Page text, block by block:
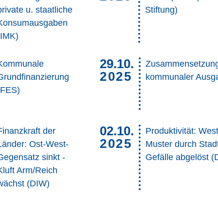
u. staatliche
Stiftung)
29.10.
2025
kommunaler
der
Ost-West-
sinkt -
Arm/Reich
(DIW)
02.10.
2025
Produktivität:
Muster durch
Gefälle abgelöst